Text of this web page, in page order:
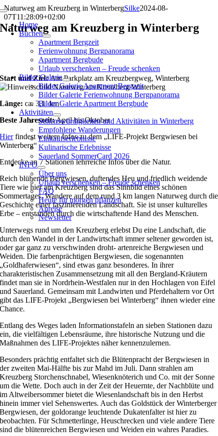
Zum
Inhalt
springen
Toggle
Navigation
Home
Buchen
Apartment Bergzeit
Ferienwohnung Bergpanorama
Apartment Bergbude
Urlaub verschenken – Freude schenken
Bilder Galerie
Bilder Galerie Apartment Bergzeit
Bilder Galerie Ferienwohnung Bergpanorama
Bilder Galerie Apartment Bergbude
Aktivitäten
Sehenswürdigkeiten und Aktivitäten in Winterberg
Empfohlene Wanderungen
Einkaufserlebnisse
Kulinarische Erlebnisse
Sauerland SommerCard 2026
INFO
Über uns
Urlaub verschenken – Freude schenken
FAQ
Heute für morgen pflanzen
Anreise
Newsletter
Naturweg am Kreuzberg in WinterbergSilke2024-08-
07T11:28:09+02:00
Naturweg am Kreuzberg in Winterberg
Start und Ziel:Am Parkplatz am Kreuzbergweg, Winterberg
Länge: ca. 3,1 km
Beste Jahreszeit:April bis Oktober
Hierfindest weitere Infos zu dem „LIFE-Projekt Bergwiesen bei
Winterberg“
Entdecke an 7 Stationen lehrreiche Infos über die Natur.
Reich blühende Bergwiesen, duftendes Heu und friedlich weidende
Tiere wie hier am Kreuzberg sind das Sinnbild eines schönen
Sommertages. Wandere auf dem rund 3 km langen Naturweg durch die
Geschichte einer faszinierenden Landschaft. Sie ist unser kulturelles
Erbe – entstanden durch die wirtschaftende Hand des Menschen.
Unterwegs rund um den Kreuzberg erlebst Du eine Landschaft, die
durch den Wandel in der Landwirtschaft immer seltener geworden ist,
oder gar ganz zu verschwinden droht- artenreiche Bergwiesen und
Weiden. Die farbenprächtigen Bergwiesen, die sogenannten
„Goldhaferwiesen“, sind etwas ganz besonderes. In ihrer
charakteristischen Zusammensetzung mit all den Bergland-Kräutern
findet man sie in Nordrhein-Westfalen nur in den Hochlagen von Eifel
und Sauerland. Gemeinsam mit Landwirten und Pferdehaltern vor Ort
gibt das LIFE-Projekt „Bergwiesen bei Winterberg“ ihnen wieder eine
Chance.
Entlang des Weges laden Informationstafeln an sieben Stationen dazu
ein, die vielfältigen Lebensräume, ihre historische Nutzung und die
Maßnahmen des LIFE-Projektes näher kennenzulernen.
Besonders prächtig entfaltet sich die Blütenpracht der Bergwiesen in
der zweiten Mai-Hälfte bis zur Mahd im Juli. Dann strahlen am
Kreuzberg Storchenschnabel, Wiesenknöterich und Co. mit der Sonne
um die Wette. Doch auch in der Zeit der Heuernte, der Nachblüte und
im Altweibersommer bietet die Wiesenlandschaft bis in den Herbst
hinein immer viel Sehenswertes. Auch das Goldstück der Winterberger
Bergwiesen, der goldorange leuchtende Dukatenfalter ist hier zu
beobachten. Für Schmetterlinge, Heuschrecken und viele andere Tiere
sind die blütenreichen Bergwiesen und Weiden ein wahres Paradies.